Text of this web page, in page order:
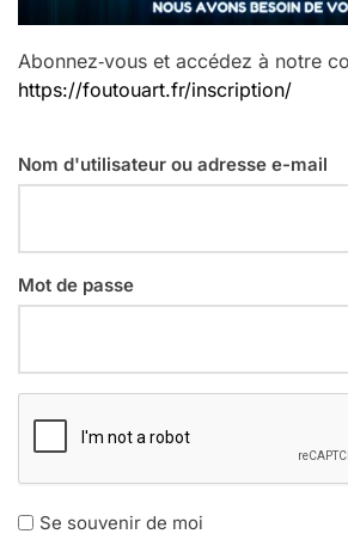
Abonnez‑vous et accédez à notre
https://foutouart.fr/inscription/
Nom d'utilisateur ou adresse e-mail
Mot de passe
Se souvenir de moi